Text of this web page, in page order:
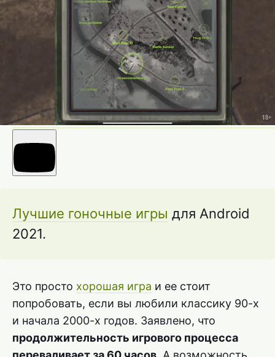
Лучшие гоночные игры для Android
2021.
Это просто хорошая игра и ее стоит
попробовать, если вы любили классику 90-х
и начала 2000-х годов. Заявлено, что
продолжительность игрового процесса